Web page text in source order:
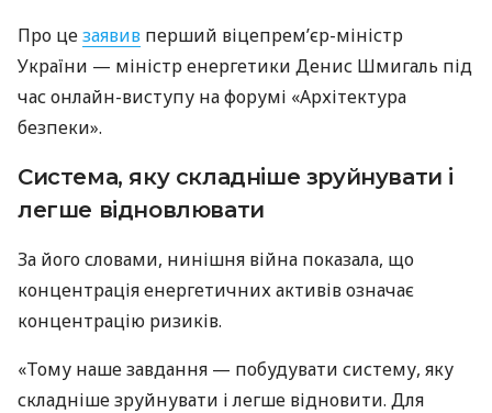
Про цезаявив перший віцепрем’єр-міністр
України — міністр енергетики Денис Шмигаль під
час онлайн-виступу на форумі «Архітектура
безпеки».
Система, яку складніше зруйнувати і
легше відновлювати
За його словами, нинішня війна показала, що
концентрація енергетичних активів означає
концентрацію ризиків.
«Тому наше завдання — побудувати систему, яку
складніше зруйнувати і легше відновити. Для